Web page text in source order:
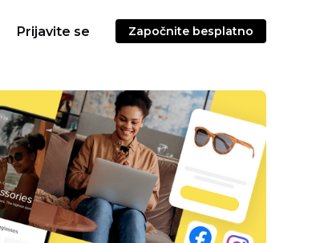
Prijavite se Započnite besplatno